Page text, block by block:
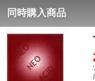
同時購入商品